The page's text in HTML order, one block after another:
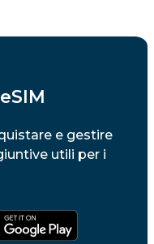
e gestire
utili per i